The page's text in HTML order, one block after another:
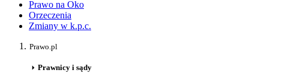
Prawo na Oko
Orzeczenia
Zmiany w k.p.c.
Prawo.pl
Prawnicy i sądy